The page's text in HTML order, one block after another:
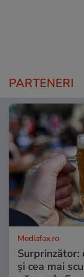
PARTENERI
Mediafax.ro
Surprinzător:
și cea mai